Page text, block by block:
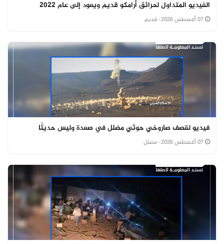
الفيديو المتداول لحرائق أرامكو قديم ويعود إلى عام 2022
· قديم
فيديو لقصف صاروخي حوثي مضلل في صعدة وليس حديثًا
· مضلل